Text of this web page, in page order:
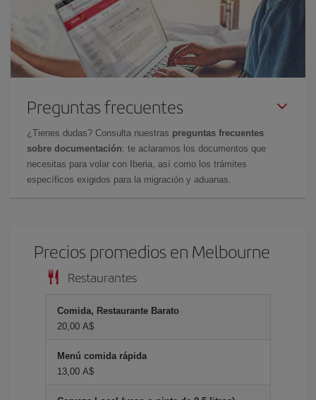
Preguntas frecuentes
¿Tienes dudas? Consulta nuestras preguntas frecuentes
sobre documentación: te aclaramos los documentos que
necesitas para volar con Iberia, así como los trámites
específicos exigidos para la migración y aduanas.
Precios promedios en Melbourne
Restaurantes
Comida, Restaurante Barato
20,00 A$
Menú comida rápida
13,00 A$